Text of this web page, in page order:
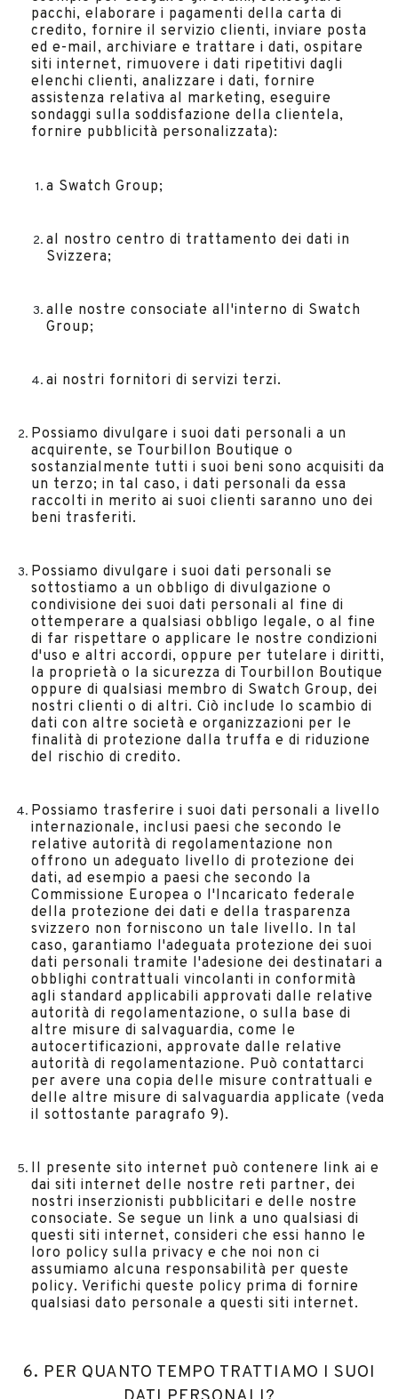
pacchi, elaborare i pagamenti della carta di
credito, fornire il servizio clienti, inviare posta
ed e-mail, archiviare e trattare i dati, ospitare
siti internet, rimuovere i dati ripetitivi dagli
elenchi clienti, analizzare i dati, fornire
assistenza relativa al marketing, eseguire
sondaggi sulla soddisfazione della clientela,
fornire pubblicità personalizzata):
a Swatch Group;
al nostro centro di trattamento dei dati in
Svizzera;
alle nostre consociate all'interno di Swatch
Group;
ai nostri fornitori di servizi terzi.
Possiamo divulgare i suoi dati personali a un
acquirente, se Tourbillon Boutique o
sostanzialmente tutti i suoi beni sono acquisiti da
un terzo; in tal caso, i dati personali da essa
raccolti in merito ai suoi clienti saranno uno dei
beni trasferiti.
Possiamo divulgare i suoi dati personali se
sottostiamo a un obbligo di divulgazione o
condivisione dei suoi dati personali al fine di
ottemperare a qualsiasi obbligo legale, o al fine
di far rispettare o applicare le nostre condizioni
d'uso e altri accordi, oppure per tutelare i diritti,
la proprietà o la sicurezza di Tourbillon Boutique
oppure di qualsiasi membro di Swatch Group, dei
nostri clienti o di altri. Ciò include lo scambio di
dati con altre società e organizzazioni per le
finalità di protezione dalla truffa e di riduzione
del rischio di credito.
Possiamo trasferire i suoi dati personali a livello
internazionale, inclusi paesi che secondo le
relative autorità di regolamentazione non
offrono un adeguato livello di protezione dei
dati, ad esempio a paesi che secondo la
Commissione Europea o l'Incaricato federale
della protezione dei dati e della trasparenza
svizzero non forniscono un tale livello. In tal
caso, garantiamo l'adeguata protezione dei suoi
dati personali tramite l'adesione dei destinatari a
obblighi contrattuali vincolanti in conformità
agli standard applicabili approvati dalle relative
autorità di regolamentazione, o sulla base di
altre misure di salvaguardia, come le
autocertificazioni, approvate dalle relative
autorità di regolamentazione. Può contattarci
per avere una copia delle misure contrattuali e
delle altre misure di salvaguardia applicate (veda
il sottostante paragrafo 9).
Il presente sito internet può contenere link ai e
dai siti internet delle nostre reti partner, dei
nostri inserzionisti pubblicitari e delle nostre
consociate. Se segue un link a uno qualsiasi di
questi siti internet, consideri che essi hanno le
loro policy sulla privacy e che noi non ci
assumiamo alcuna responsabilità per queste
policy. Verifichi queste policy prima di fornire
qualsiasi dato personale a questi siti internet.
6. PER QUANTO TEMPO TRATTIAMO I SUOI